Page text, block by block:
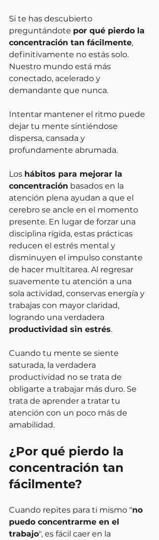
Si te has descubierto
preguntándote por qué pierdo la
concentración tan fácilmente,
definitivamente no estás solo.
Nuestro mundo está más
conectado, acelerado y
demandante que nunca.
Intentar mantener el ritmo puede
dejar tu mente sintiéndose
dispersa, cansada y
profundamente abrumada.
Los hábitos para mejorar la
concentración basados en la
atención plena ayudan a que el
cerebro se ancle en el momento
presente. En lugar de forzar una
disciplina rígida, estas prácticas
reducen el estrés mental y
disminuyen el impulso constante
de hacer multitarea. Al regresar
suavemente tu atención a una
sola actividad, conservas energía y
trabajas con mayor claridad,
logrando una verdadera
productividad sin estrés.
Cuando tu mente se siente
saturada, la verdadera
productividad no se trata de
obligarte a trabajar más duro. Se
trata de aprender a tratar tu
atención con un poco más de
amabilidad.
¿Por qué pierdo la
concentración tan
fácilmente?
Cuando repites para ti mismo "no
puedo concentrarme en el
trabajo", es fácil caer en la